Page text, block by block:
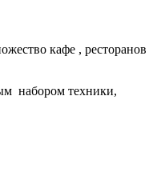
кафе , ресторанов
набором техники,